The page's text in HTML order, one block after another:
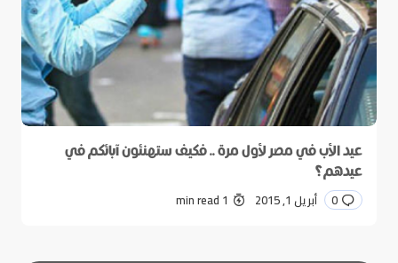
عيد الأب في مصر لأول مرة .. فكيف ستهنئون آبائكم في
عيدهم؟
0 أبريل 1, 2015 1 min read